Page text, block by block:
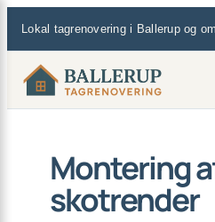
indhold
Lokal tagrenovering i Ballerup og
Montering
skotrender